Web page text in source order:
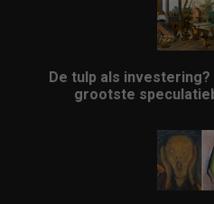
De tulp als
grootste